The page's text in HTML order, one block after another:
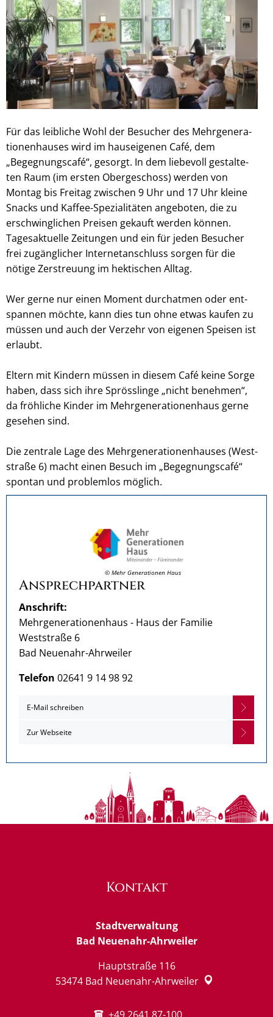
Für das leib­li­che Wohl der Besu­cher des Mehr­ge­ne­ra­
tio­nen­hau­ses wird im haus­ei­ge­nen Café, dem
„Begegnungscafé“, gesorgt. In dem lie­be­voll gestal­te­
ten Raum (im ers­ten Ober­ge­schoss) wer­den von
Montag bis Freitag zwi­schen 9 Uhr und 17 Uhr kleine
Snacks und Kaffee-Spezialitäten ange­bo­ten, die zu
erschwing­li­chen Prei­sen gekauft wer­den kön­nen.
Tagesak­tu­elle Zei­tun­gen und ein für jeden Besu­cher
frei zugäng­li­cher Inter­net­an­schluss sor­gen für die
nötige Zer­streu­ung im hek­ti­schen Alltag.
Wer gerne nur einen Moment durch­at­men oder ent­
span­nen möchte, kann dies tun ohne etwas kau­fen zu
müs­sen und auch der Ver­zehr von eige­nen Spei­sen ist
erlaubt.
Eltern mit Kin­dern müs­sen in die­sem Café keine Sorge
haben, dass sich ihre Spröss­linge „nicht beneh­men“,
da fröh­li­che Kin­der im Mehr­ge­ne­ra­tio­nen­haus gerne
gese­hen sind.
Die zen­trale Lage des Mehr­ge­ne­ra­tio­nen­hau­ses (West­
straße 6) macht einen Besuch im „Begegnungscafé“
spon­tan und problem­los möglich.
© Mehr Generationen Haus
Ansprechpartner
Anschrift:
Mehrgenerationenhaus - Haus der Familie
Weststraße 6
Bad Neuenahr-Ahrweiler
Telefon 02641 9 14 98 92
E-Mail schreiben
Zur Webseite
Kontakt
Stadtverwaltung
Bad Neuenahr-Ahrweiler
Hauptstraße 116
53474 Bad Neuenahr-Ahrweiler